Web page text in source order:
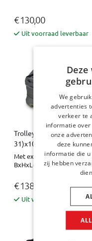
€ 130,00
Uit voorraad leverbaar
Trolleytas - 31x21 (exp.
31)x100 Pro.Line
Met expansierits
BxHxL= 31 x 21-31 x 100
€ 138,00
Uit voorraad leverbaar
We
advertenties
verkeer te
informatie
onze
deze
informatie die
zij hebben